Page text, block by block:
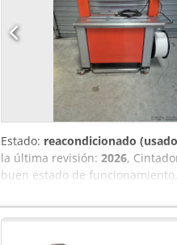
Estado: reacondicionado
la última revisión: 2026,
buen estado de
Ciclo: aproximadamente 50
de cierre ajustable mediante
botón o pedal.